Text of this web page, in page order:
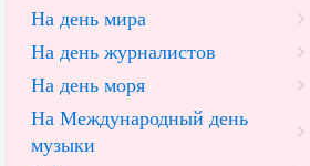
На день мира
На день журналистов
На день моря
На Международный день
музыки